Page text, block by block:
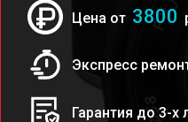
Цена от 3800
Экспресс
Гарантия до 3-х